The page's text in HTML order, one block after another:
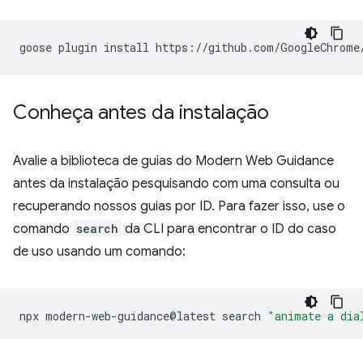
goose plugin install https://github.com/
Conheça antes da instalação
Avalie a biblioteca de guias do Modern Web Guidance
antes da instalação pesquisando com uma consulta ou
recuperando nossos guias por ID. Para fazer isso, use o
comando search da CLI para encontrar o ID do caso
de uso usando um comando:
npx modern-web-guidance@latest search "animate a